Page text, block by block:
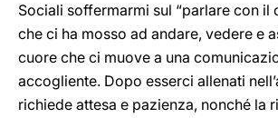
Sociali soffermarmi sul “parlare con il
che ci ha mosso ad andare, vedere e
cuore che ci muove a una
accogliente. Dopo esserci allenati
richiede attesa e pazienza, nonché la